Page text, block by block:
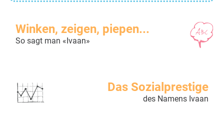
Winken, zeigen, piepen...
So sagt man «Ivaan»
Das Sozialprestige
des Namens Ivaan